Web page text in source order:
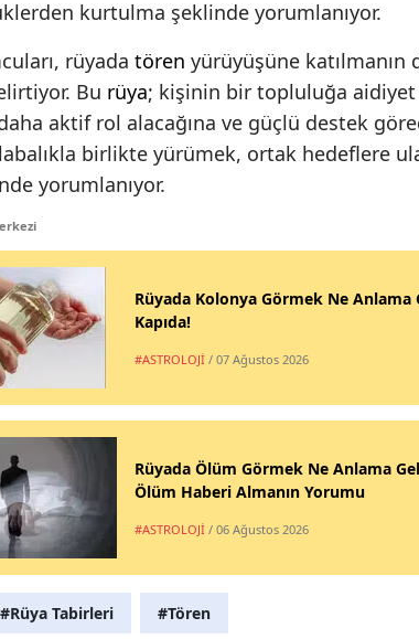
kurtulma şeklinde yorumlanıyor.
rüyada tören yürüyüşüne
Bu rüya; kişinin bir topluluğa aidiyet
aktif rol alacağına ve güçlü destek
birlikte yürümek, ortak hedeflere
yorumlanıyor.
Rüyada Kolonya Görmek Ne Anlama
Kapıda!
#ASTROLOJİ / 07 Ağustos 2026
Rüyada Ölüm Görmek Ne Anlama
Ölüm Haberi Almanın Yorumu
#ASTROLOJİ / 06 Ağustos 2026
#Rüya Tabirleri #Tören